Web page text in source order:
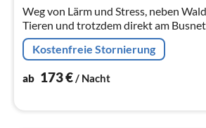
Weg von Lärm und Stress, neben
Tieren und trotzdem direkt am
touristischen Anlaufstellen gelegen,
familiengeführter...
Kostenfreie Stornierung
ab 173€/ Nacht